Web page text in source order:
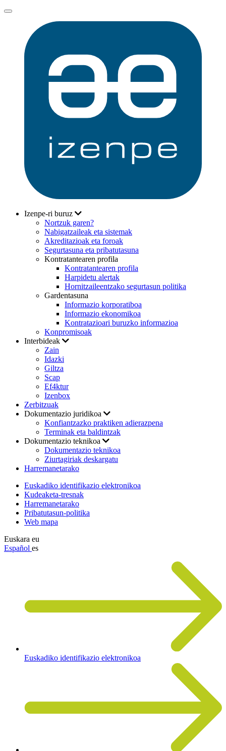
Izenpe-ri buruz
Nortzuk garen?
Nabigatzaileak eta sistemak
Akreditazioak eta foroak
Segurtasuna eta pribatutasuna
Kontratantearen profila
Kontratantearen profila
Harpidetu alertak
Hornitzaileentzako segurtasun politika
Gardentasuna
Informazio korporatiboa
Informazio ekonomikoa
Kontratazioari buruzko informazioa
Konpromisoak
Interbideak
Zain
Idazki
Giltza
Scap
Ef4ktur
Izenbox
Zerbitzuak
Dokumentazio juridikoa
Konfiantzazko praktiken adierazpena
Terminak eta baldintzak
Dokumentazio teknikoa
Dokumentazio teknikoa
Ziurtagiriak deskargatu
Harremanetarako
Euskadiko identifikazio elektronikoa
Kudeaketa-tresnak
Harremanetarako
Pribatutasun-politika
Web mapa
Euskara eu
Español es
Euskadiko identifikazio elektronikoa